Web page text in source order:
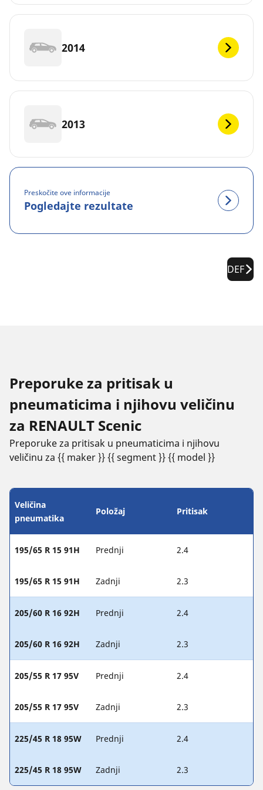
2014
2013
Preskočite ove informacije
Pogledajte rezultate
DEF
Preporuke za pritisak u
pneumaticima i njihovu veličinu
za RENAULT Scenic
Preporuke za pritisak u pneumaticima i njihovu
veličinu za {{ maker }} {{ segment }} {{ model }}
Veličina
pneumatika
Položaj Pritisak
195/65 R 15 91H Prednji 2.4
195/65 R 15 91H Zadnji 2.3
205/60 R 16 92H Prednji 2.4
205/60 R 16 92H Zadnji 2.3
205/55 R 17 95V Prednji 2.4
205/55 R 17 95V Zadnji 2.3
225/45 R 18 95W Prednji 2.4
225/45 R 18 95W Zadnji 2.3